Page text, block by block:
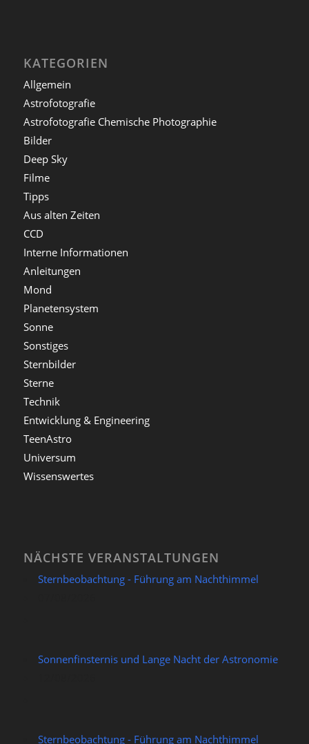
KATEGORIEN
Allgemein
Astrofotografie
Astrofotografie Chemische Photographie
Bilder
Deep Sky
Filme
Tipps
Aus alten Zeiten
CCD
Interne Informationen
Anleitungen
Mond
Planetensystem
Sonne
Sonstiges
Sternbilder
Sterne
Technik
Entwicklung & Engineering
TeenAstro
Universum
Wissenswertes
NÄCHSTE VERANSTALTUNGEN
Sternbeobachtung - Führung am Nachthimmel
Sonnenfinsternis und Lange Nacht der Astronomie
Sternbeobachtung - Führung am Nachthimmel